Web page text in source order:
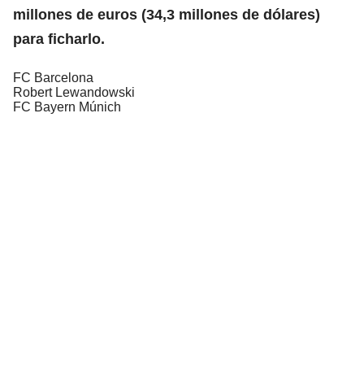
millones de euros (34,3 millones de dólares)
para ficharlo.
FC Barcelona
Robert Lewandowski
FC Bayern Múnich